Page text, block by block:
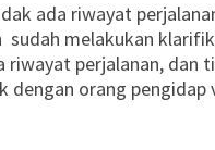
ada riwayat
sudah melakukan
riwayat perjalanan, dan
dengan orang pengidap